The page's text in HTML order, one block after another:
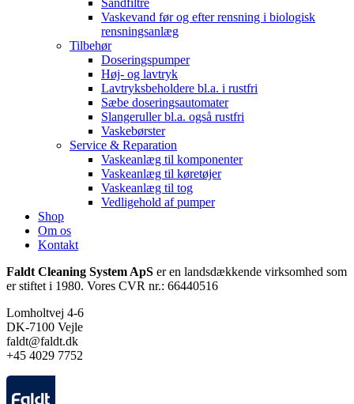
Sandfiltre
Vaskevand før og efter rensning i biologisk
rensningsanlæg
Tilbehør
Doseringspumper
Høj- og lavtryk
Lavtryksbeholdere bl.a. i rustfri
Sæbe doseringsautomater
Slangeruller bl.a. også rustfri
Vaskebørster
Service & Reparation
Vaskeanlæg til komponenter
Vaskeanlæg til køretøjer
Vaskeanlæg til tog
Vedligehold af pumper
Shop
Om os
Kontakt
Faldt Cleaning System ApS er en landsdækkende virksomhed som
er stiftet i 1980. Vores CVR nr.: 66440516
Lomholtvej 4-6
DK-7100 Vejle
faldt@faldt.dk
+45 4029 7752